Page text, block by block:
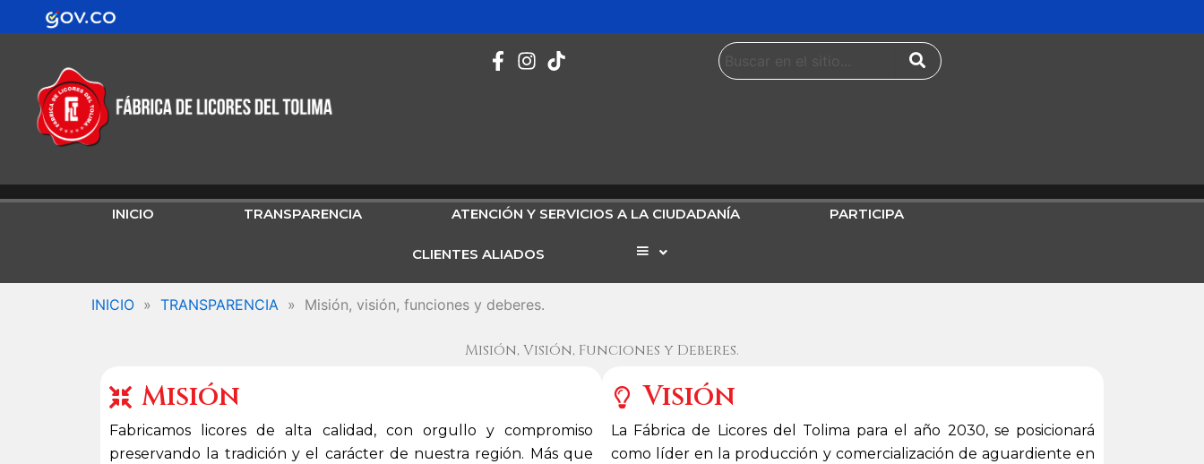
contenido
al
INICIO TRANSPARENCIA ATENCIÓN Y SERVICIOS A LA CIUDADANÍA PARTICIPA
CLIENTES ALIADOS Elemento
menú
INICIO » TRANSPARENCIA » Misión, visión, funciones y deberes.
Misión, Visión, Funciones y Deberes.
Misión​
Fabricamos licores de alta calidad, con orgullo y compromiso
preservando la tradición y el carácter de nuestra región. Más que
Visión
La Fábrica de Licores del Tolima para el año 2030, se posicionará
como líder en la producción y comercialización de aguardiente en